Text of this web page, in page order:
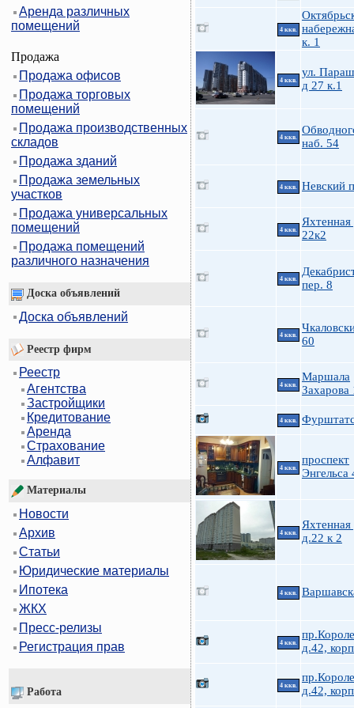
Аренда различных
помещений
Продажа
Продажа офисов
Продажа торговых
помещений
Продажа производственных
складов
Продажа зданий
Продажа земельных
участков
Продажа универсальных
помещений
Продажа помещений
различного назначения
Доска объявлений
Доска объявлений
Реестр фирм
Реестр
Агентства
Застройщики
Кредитование
Аренда
Страхование
Алфавит
Материалы
Новости
Архив
Статьи
Юридические материалы
Ипотека
ЖКХ
Пресс-релизы
Регистрация прав
Работа
4 ккв.
к. 1
4 ккв.
ул.
д 27 к.1
4 ккв.
наб. 54
4 ккв. Невский
4 ккв.
Яхтенная
22к2
4 ккв.
пер. 8
4 ккв.
60
4 ккв.
Маршала
Захарова
4 ккв.
4 ккв.
проспект
Энгельса
4 ккв.
Яхтенная
д.22 к 2
4 ккв.
4 ккв.
д.42,
4 ккв.
д.42,